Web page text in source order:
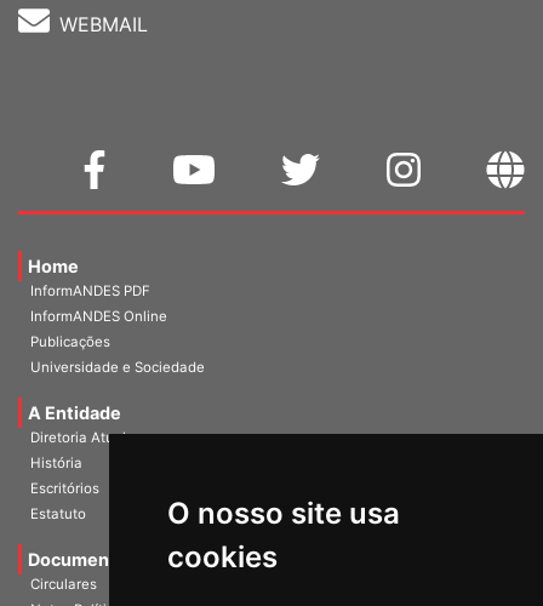
O nosso site usa
cookies
WEBMAIL
Home
InformANDES PDF
InformANDES Online
Publicações
Universidade e Sociedade
A Entidade
Diretoria Atual
História
Escritórios
Estatuto
Documentos
Circulares